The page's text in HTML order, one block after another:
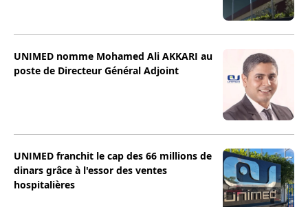
UNIMED nomme Mohamed Ali AKKARI au
poste de Directeur Général Adjoint
UNIMED franchit le cap des 66 millions de
dinars grâce à l'essor des ventes
hospitalières